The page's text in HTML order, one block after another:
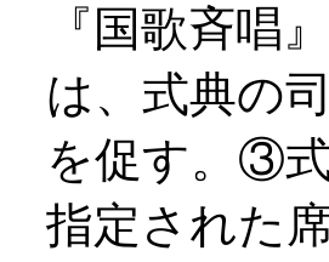
『国歌斉唱
は、式典の
を促す。③
指定された